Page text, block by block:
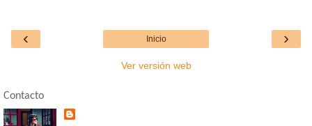
‹ ›
Inicio
Ver versión web
Contacto